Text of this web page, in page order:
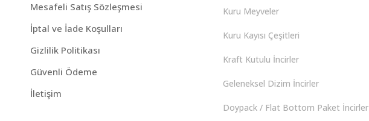
Mesafeli Satış Sözleşmesi
İptal ve İade Koşulları
Gizlilik Politikası
Güvenli Ödeme
İletişim
Kuru Meyveler
Kuru Kayısı Çeşitleri
Kraft Kutulu İncirler
Geleneksel Dizim İncirler
Doypack / Flat Bottom Paket İncirler